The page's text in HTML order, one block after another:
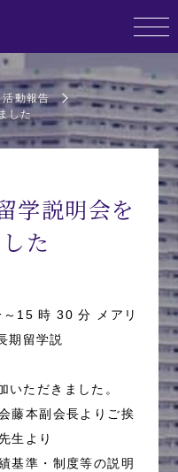
活動報告
した
学説明会を
た
15 時 30 分 メアリ
期留学説
ただきました。
藤本副会長よりご挨
生より
基準・制度等の説明